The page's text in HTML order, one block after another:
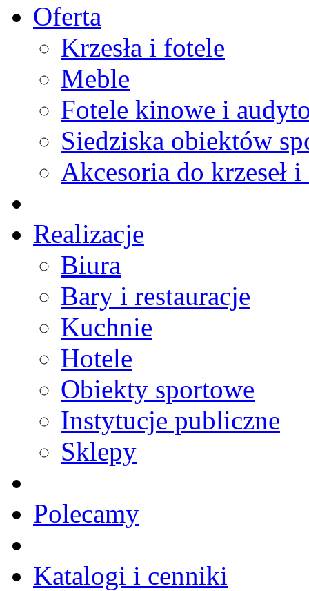
Oferta
Krzesła i fotele
Meble
Fotele kinowe i
Siedziska obiektów
Akcesoria do krzeseł
Realizacje
Biura
Bary i restauracje
Kuchnie
Hotele
Obiekty sportowe
Instytucje publiczne
Sklepy
Polecamy
Katalogi i cenniki